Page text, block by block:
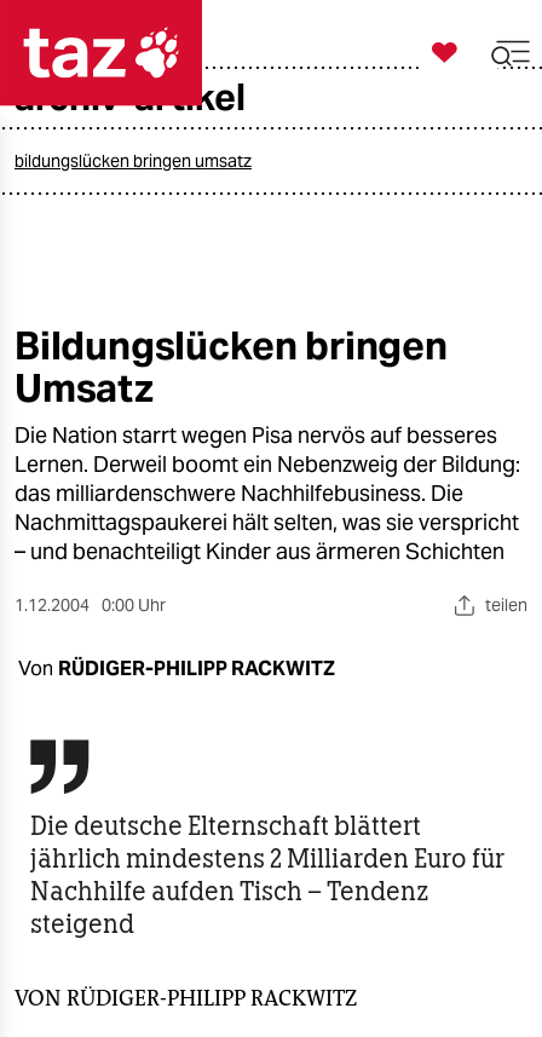
taz zahl ich
öko
gesellschaft
kultur
sport
berlin
nord
wahrheit
shop
fragen & hilfe
unterstützen
abo

taz zahl ich
archiv-artikel
bildungslücken bringen umsatz
Bildungslücken bringen
Umsatz
Die Nation starrt wegen Pisa nervös auf besseres
Lernen. Derweil boomt ein Nebenzweig der Bildung:
das milliardenschwere Nachhilfebusiness. Die
Nachmittagspaukerei hält selten, was sie verspricht
– und benachteiligt Kinder aus ärmeren Schichten
1.12.2004 0:00 Uhr teilen
Von RÜDIGER-PHILIPP RACKWITZ

Die deutsche Elternschaft blättert
jährlich mindestens 2 Milliarden Euro für
Nachhilfe aufden Tisch – Tendenz
steigend
VON RÜDIGER-PHILIPP RACKWITZ